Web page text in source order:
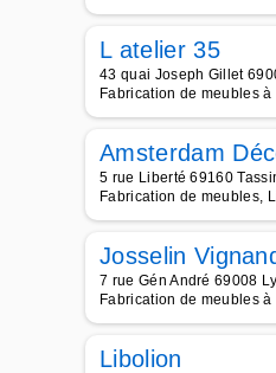
L atelier 35
43 quai Joseph Gillet
Fabrication de meubles à
Amsterdam
5 rue Liberté 69160
Fabrication de meubles,
Josselin
7 rue Gén André 69008
Fabrication de meubles à
Libolion